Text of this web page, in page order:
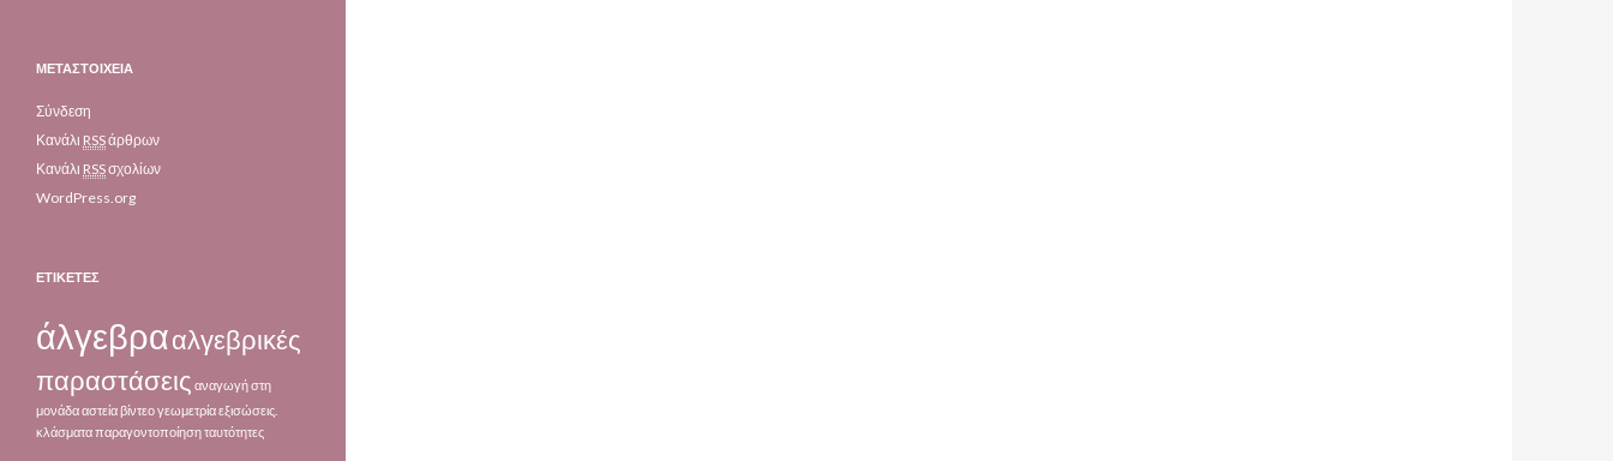
ΜΕΤΑΣΤΟΙΧΕΊΑ
Σύνδεση
Κανάλι RSSάρθρων
Κανάλι RSSσχολίων
WordPress.org
ΕΤΙΚΈΤΕΣ
άλγεβρααλγεβρικές
παραστάσεις αναγωγή στη
μονάδααστεία βίντεογεωμετρίαεξισώσεις.
κλάσματαπαραγοντοποίησηταυτότητες